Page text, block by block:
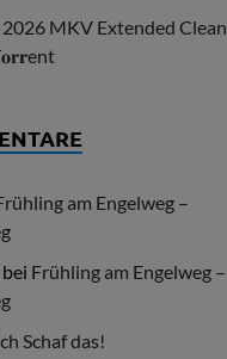
MKV Extended Clean
am Engelweg –
bei Frühling am Engelweg –
Schaf das!